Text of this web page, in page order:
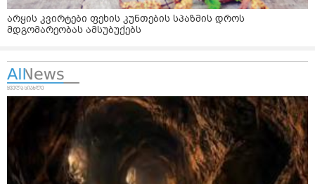
არყის კვირტები ფეხის კუნთების სპაზმის დროს
მდგომარეობას ამსუბუქებს